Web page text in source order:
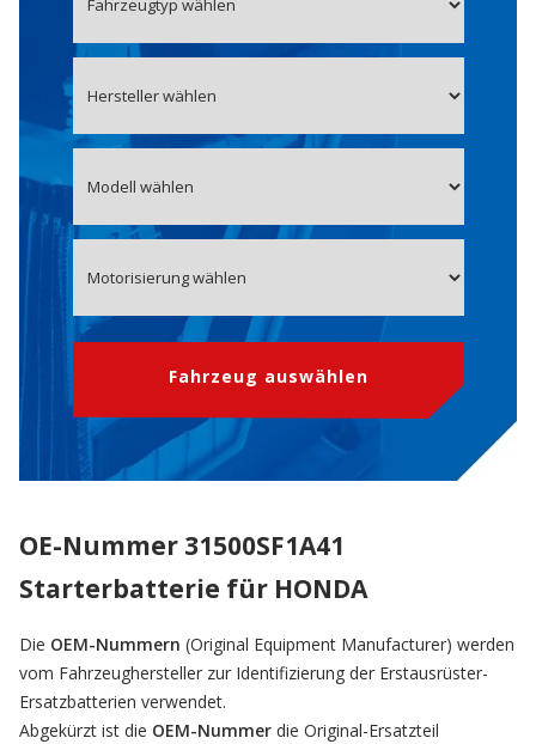
Fahrzeug auswählen
OE-Nummer 31500SF1A41
Starterbatterie für HONDA
Die OEM-Nummern (Original Equipment Manufacturer) werden
vom Fahrzeughersteller zur Identifizierung der Erstausrüster-
Ersatzbatterien verwendet.
Abgekürzt ist die OEM-Nummer die Original-Ersatzteil